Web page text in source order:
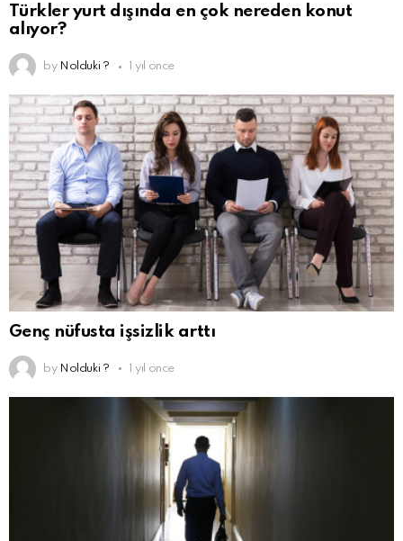
Türkler yurt dışında en çok nereden konut
alıyor?
by Nolduki ? 1 yıl önce
Genç nüfusta işsizlik arttı
by Nolduki ? 1 yıl önce